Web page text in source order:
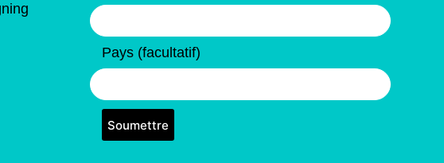
Pays (facultatif)
Soumettre